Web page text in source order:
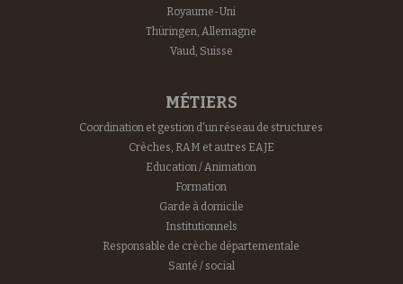
Royaume-Uni
Thüringen, Allemagne
Vaud, Suisse
MÉTIERS
Coordination et gestion d'un réseau de structures
Crèches, RAM et autres EAJE
Education / Animation
Formation
Garde à domicile
Institutionnels
Responsable de crèche départementale
Santé / social